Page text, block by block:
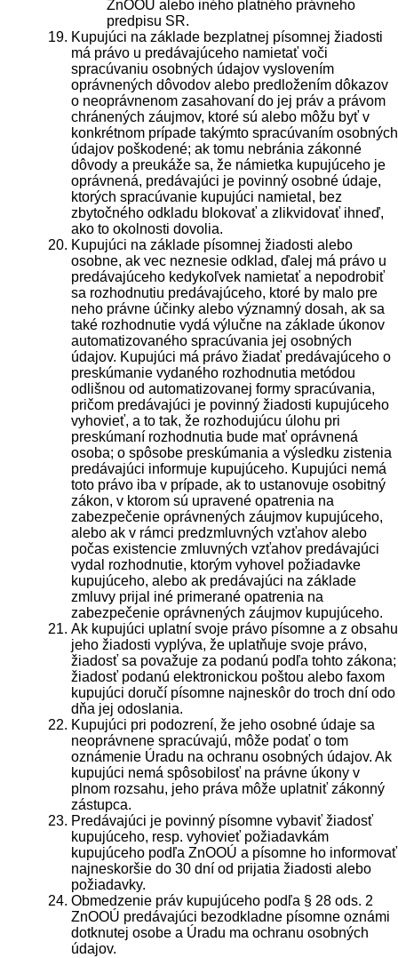
ZnOOÚ alebo iného platného právneho
predpisu SR.
Kupujúci na základe bezplatnej písomnej žiadosti
má právo u predávajúceho namietať voči
spracúvaniu osobných údajov vyslovením
oprávnených dôvodov alebo predložením dôkazov
o neoprávnenom zasahovaní do jej práv a právom
chránených záujmov, ktoré sú alebo môžu byť v
konkrétnom prípade takýmto spracúvaním osobných
údajov poškodené; ak tomu nebránia zákonné
dôvody a preukáže sa, že námietka kupujúceho je
oprávnená, predávajúci je povinný osobné údaje,
ktorých spracúvanie kupujúci namietal, bez
zbytočného odkladu blokovať a zlikvidovať ihneď,
ako to okolnosti dovolia.
Kupujúci na základe písomnej žiadosti alebo
osobne, ak vec neznesie odklad, ďalej má právo u
predávajúceho kedykoľvek namietať a nepodrobiť
sa rozhodnutiu predávajúceho, ktoré by malo pre
neho právne účinky alebo významný dosah, ak sa
také rozhodnutie vydá výlučne na základe úkonov
automatizovaného spracúvania jej osobných
údajov. Kupujúci má právo žiadať predávajúceho o
preskúmanie vydaného rozhodnutia metódou
odlišnou od automatizovanej formy spracúvania,
pričom predávajúci je povinný žiadosti kupujúceho
vyhovieť, a to tak, že rozhodujúcu úlohu pri
preskúmaní rozhodnutia bude mať oprávnená
osoba; o spôsobe preskúmania a výsledku zistenia
predávajúci informuje kupujúceho. Kupujúci nemá
toto právo iba v prípade, ak to ustanovuje osobitný
zákon, v ktorom sú upravené opatrenia na
zabezpečenie oprávnených záujmov kupujúceho,
alebo ak v rámci predzmluvných vzťahov alebo
počas existencie zmluvných vzťahov predávajúci
vydal rozhodnutie, ktorým vyhovel požiadavke
kupujúceho, alebo ak predávajúci na základe
zmluvy prijal iné primerané opatrenia na
zabezpečenie oprávnených záujmov kupujúceho.
Ak kupujúci uplatní svoje právo písomne a z obsahu
jeho žiadosti vyplýva, že uplatňuje svoje právo,
žiadosť sa považuje za podanú podľa tohto zákona;
žiadosť podanú elektronickou poštou alebo faxom
kupujúci doručí písomne najneskôr do troch dní odo
dňa jej odoslania.
Kupujúci pri podozrení, že jeho osobné údaje sa
neoprávnene spracúvajú, môže podať o tom
oznámenie Úradu na ochranu osobných údajov. Ak
kupujúci nemá spôsobilosť na právne úkony v
plnom rozsahu, jeho práva môže uplatniť zákonný
zástupca.
Predávajúci je povinný písomne vybaviť žiadosť
kupujúceho, resp. vyhovieť požiadavkám
kupujúceho podľa ZnOOÚ a písomne ho informovať
najneskoršie do 30 dní od prijatia žiadosti alebo
požiadavky.
Obmedzenie práv kupujúceho podľa § 28 ods. 2
ZnOOÚ predávajúci bezodkladne písomne oznámi
dotknutej osobe a Úradu ma ochranu osobných
údajov.